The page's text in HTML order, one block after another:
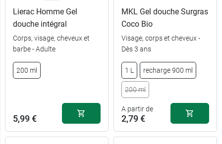
1 L
2,79 €
1 L - Tropical 6,59 €
1 L -
Grenadine
6,59 €
Lierac Homme Gel
douche intégral
Corps, visage, cheveux et
barbe - Adulte
200 ml
5,99 €
MKL Gel douche Surgras
Coco Bio
Visage, corps et cheveux -
Dès 3 ans
1 L recharge 900 ml
200 ml
A partir de
2,79 €